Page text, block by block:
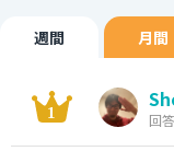
週間 月間
回